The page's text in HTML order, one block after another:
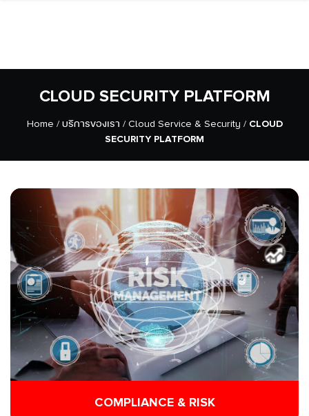
CLOUD SECURITY PLATFORM
Home / บริการของเรา / Cloud Service & Security / CLOUD
SECURITY PLATFORM
COMPLIANCE & RISK